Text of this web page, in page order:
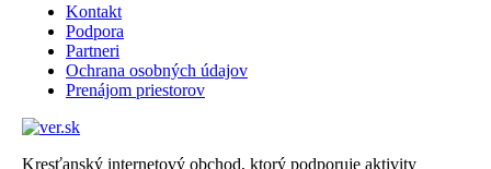
Kontakt
Podpora
Partneri
Ochrana osobných údajov
Prenájom priestorov
Kresťanský internetový obchod, ktorý podporuje aktivity